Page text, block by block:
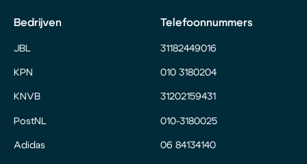
Bedrijven
JBL
KPN
KNVB
PostNL
Adidas
Telefoonnummers
31182449016
010 3180204
31202159431
010-3180025
06 84134140